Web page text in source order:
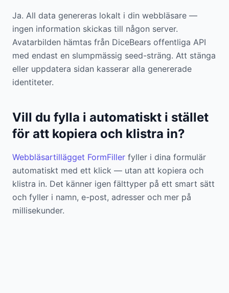
Ja. All data genereras lokalt i din webbläsare —
ingen information skickas till någon server.
Avatarbilden hämtas från DiceBears offentliga API
med endast en slumpmässig seed-sträng. Att stänga
eller uppdatera sidan kasserar alla genererade
identiteter.
Vill du fylla i automatiskt i stället
för att kopiera och klistra in?
Webbläsartillägget FormFiller fyller i dina formulär
automatiskt med ett klick — utan att kopiera och
klistra in. Det känner igen fälttyper på ett smart sätt
och fyller i namn, e-post, adresser och mer på
millisekunder.